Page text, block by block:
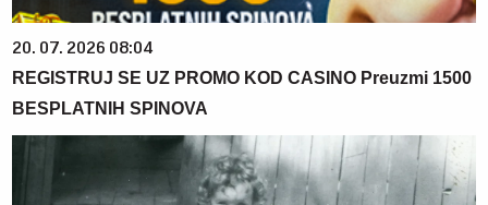
20. 07. 2026 08:04
REGISTRUJ SE UZ PROMO KOD CASINO Preuzmi 1500
BESPLATNIH SPINOVA